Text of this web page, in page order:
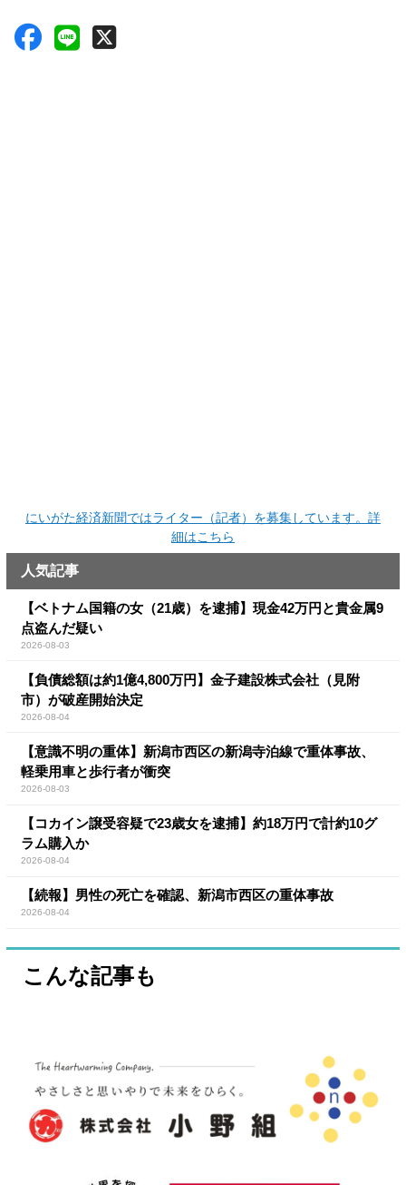
にいがた経済新聞ではライター（記者）を募集しています。詳
細はこちら
人気記事
【ベトナム国籍の女（21歳）を逮捕】現金42万円と貴金属9
点盗んだ疑い
2026-08-03
【負債総額は約1億4,800万円】金子建設株式会社（見附
市）が破産開始決定
2026-08-04
【意識不明の重体】新潟市西区の新潟寺泊線で重体事故、
軽乗用車と歩行者が衝突
2026-08-03
【コカイン譲受容疑で23歳女を逮捕】約18万円で計約10グ
ラム購入か
2026-08-04
【続報】男性の死亡を確認、新潟市西区の重体事故
2026-08-04
こんな記事も